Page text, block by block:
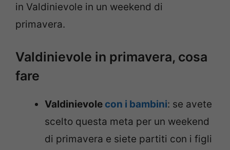
in Valdinievole in un weekend di
primavera.
Valdinievole in primavera, cosa
fare
Valdinievole con i bambini: se avete
scelto questa meta per un weekend
di primavera e siete partiti con i figli